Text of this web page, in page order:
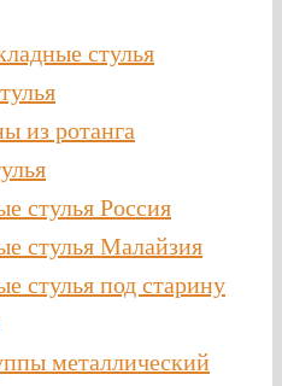
стулья
из ротанга
стулья Россия
стулья Малайзия
стулья под старину
металлический